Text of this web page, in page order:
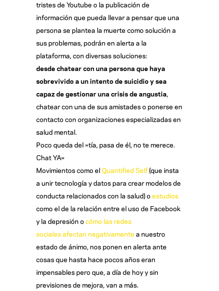
tristes de Youtube o la publicación de
información que pueda llevar a pensar que una
persona se plantea la muerte como solución a
sus problemas, podrán en alerta a la
plataforma, con diversas soluciones:
desde chatear con una persona que haya
sobrevivido a un intento de suicidio y sea
capaz de gestionar una crisis de angustia,
chatear con una de sus amistades o ponerse en
contacto con organizaciones especializadas en
salud mental.
Poco queda del »tía, pasa de él, no te merece.
Chat YA»
Movimientos como elQuantified Self(que insta
a unir tecnología y datos para crear modelos de
conducta relacionados con la salud) o estudios
como el de la relación entre el uso de Facebook
y la depresión o cómo las redes
sociales afectan negativamente a nuestro
estado de ánimo, nos ponen en alerta ante
cosas que hasta hace pocos años eran
impensables pero que, a día de hoy y sin
previsiones de mejora, van a más.